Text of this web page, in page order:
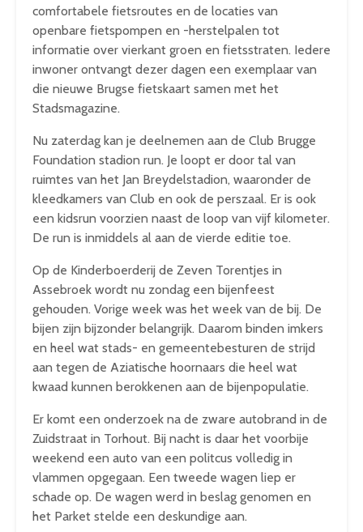
comfortabele fietsroutes en de locaties van
openbare fietspompen en -herstelpalen tot
informatie over vierkant groen en fietsstraten. Iedere
inwoner ontvangt dezer dagen een exemplaar van
die nieuwe Brugse fietskaart samen met het
Stadsmagazine.
Nu zaterdag kan je deelnemen aan de Club Brugge
Foundation stadion run. Je loopt er door tal van
ruimtes van het Jan Breydelstadion, waaronder de
kleedkamers van Club en ook de perszaal. Er is ook
een kidsrun voorzien naast de loop van vijf kilometer.
De run is inmiddels al aan de vierde editie toe.
Op de Kinderboerderij de Zeven Torentjes in
Assebroek wordt nu zondag een bijenfeest
gehouden. Vorige week was het week van de bij. De
bijen zijn bijzonder belangrijk. Daarom binden imkers
en heel wat stads- en gemeentebesturen de strijd
aan tegen de Aziatische hoornaars die heel wat
kwaad kunnen berokkenen aan de bijenpopulatie.
Er komt een onderzoek na de zware autobrand in de
Zuidstraat in Torhout. Bij nacht is daar het voorbije
weekend een auto van een politcus volledig in
vlammen opgegaan. Een tweede wagen liep er
schade op. De wagen werd in beslag genomen en
het Parket stelde een deskundige aan.